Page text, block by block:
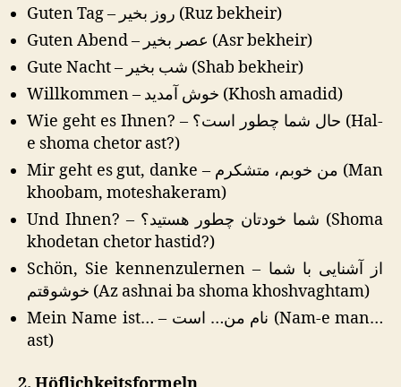
Guten Tag – روز بخیر (Ruz bekheir)
Guten Abend – عصر بخیر (Asr bekheir)
Gute Nacht – شب بخیر (Shab bekheir)
Willkommen – خوش آمدید (Khosh amadid)
Wie geht es Ihnen? – حال شما چطور است؟ (Hal-
e shoma chetor ast?)
Mir geht es gut, danke – من خوبم، متشکرم (Man
khoobam, moteshakeram)
Und Ihnen? – شما خودتان چطور هستید؟ (Shoma
khodetan chetor hastid?)
Schön, Sie kennenzulernen – از آشنایی با شما
خوشوقتم (Az ashnai ba shoma khoshvaghtam)
Mein Name ist… – نام من… است (Nam-e man…
ast)